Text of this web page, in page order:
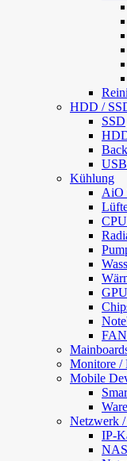
HDD /
SSD
Kühlung
AiO
Monitore /
Mobile
Netzwerk
IP-
NAS